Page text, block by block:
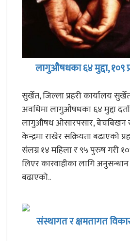
लागुऔषधका ६४ मुद्दा, १०९
सुर्खेत, जिल्ला प्रहरी कार्यालय
अवधिमा लागुऔषधका ६४ मुद्दा
लागुऔषध ओसारपसार, बेचबिखन र
केन्द्रमा राखेर सक्रियता बढाएको
संलग्न १४ महिला र ९५ पुरुष गरी
लिएर कारवाहीका लागि अनुसन्धान
बढाएको..
संस्थागत र क्षमतागत